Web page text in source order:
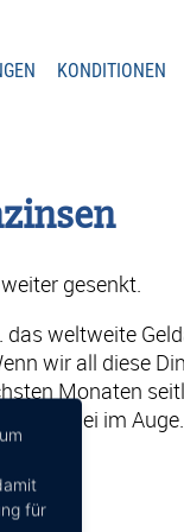
KONDITIONEN
gesenkt.
weltweite
wir all diese
Monaten
wir dabei im Auge.
für